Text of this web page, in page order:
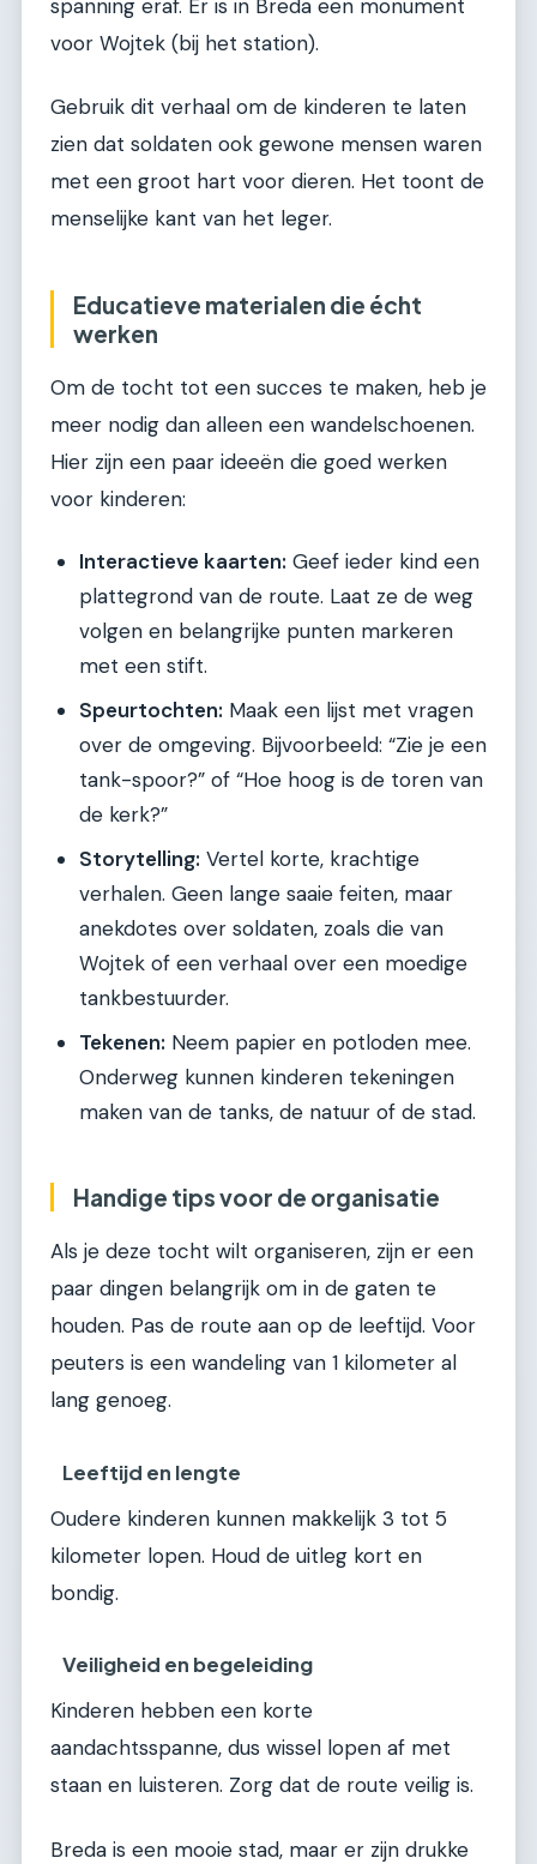
spanning eraf. Er is in Breda een monument
voor Wojtek (bij het station).
Gebruik dit verhaal om de kinderen te laten
zien dat soldaten ook gewone mensen waren
met een groot hart voor dieren. Het toont de
menselijke kant van het leger.
Educatieve materialen die écht
werken
Om de tocht tot een succes te maken, heb je
meer nodig dan alleen een wandelschoenen.
Hier zijn een paar ideeën die goed werken
voor kinderen:
Interactieve kaarten: Geef ieder kind een
plattegrond van de route. Laat ze de weg
volgen en belangrijke punten markeren
met een stift.
Speurtochten: Maak een lijst met vragen
over de omgeving. Bijvoorbeeld: “Zie je een
tank-spoor?” of “Hoe hoog is de toren van
de kerk?”
Storytelling: Vertel korte, krachtige
verhalen. Geen lange saaie feiten, maar
anekdotes over soldaten, zoals die van
Wojtek of een verhaal over een moedige
tankbestuurder.
Tekenen: Neem papier en potloden mee.
Onderweg kunnen kinderen tekeningen
maken van de tanks, de natuur of de stad.
Handige tips voor de organisatie
Als je deze tocht wilt organiseren, zijn er een
paar dingen belangrijk om in de gaten te
houden. Pas de route aan op de leeftijd. Voor
peuters is een wandeling van 1 kilometer al
lang genoeg.
Leeftijd en lengte
Oudere kinderen kunnen makkelijk 3 tot 5
kilometer lopen. Houd de uitleg kort en
bondig.
Veiligheid en begeleiding
Kinderen hebben een korte
aandachtsspanne, dus wissel lopen af met
staan en luisteren. Zorg dat de route veilig is.
Breda is een mooie stad, maar er zijn drukke